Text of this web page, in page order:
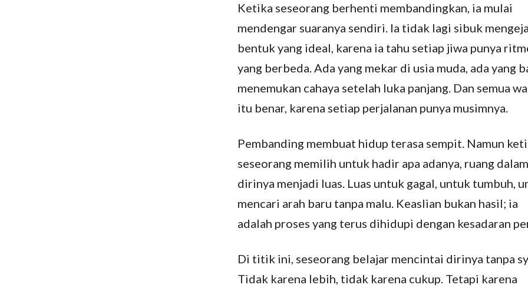
Ketika seseorang berhenti membandingkan, ia mulai
mendengar suaranya sendiri. Ia tidak lagi sibuk
bentuk yang ideal, karena ia tahu setiap jiwa punya
yang berbeda. Ada yang mekar di usia muda, ada yang
menemukan cahaya setelah luka panjang. Dan semua
itu benar, karena setiap perjalanan punya musimnya.
Pembanding membuat hidup terasa sempit. Namun
seseorang memilih untuk hadir apa adanya, ruang
dirinya menjadi luas. Luas untuk gagal, untuk tumbuh,
mencari arah baru tanpa malu. Keaslian bukan hasil; ia
adalah proses yang terus dihidupi dengan kesadaran
Di titik ini, seseorang belajar mencintai dirinya tanpa
Tidak karena lebih, tidak karena cukup. Tetapi karena